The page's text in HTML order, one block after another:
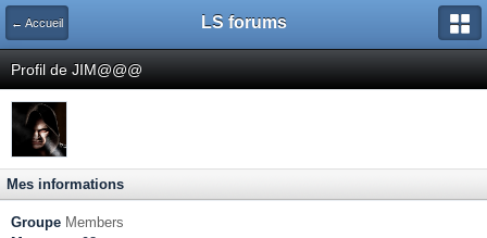
← Accueil LS forums
Profil de JIM@@@
Mes informations
Groupe Members